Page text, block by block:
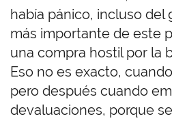
había pánico, incluso del
más importante de este
una compra hostil por la
Eso no es exacto,
pero después cuando
devaluaciones, porque